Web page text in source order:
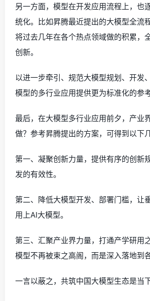
另一方面，模型在开发应用流程上，也
统化。比如昇腾最近提出的大模型全流
将过去几年在各个热点领域做的积累，
创新。
以进一步牵引、规范大模型规划、开发
模型的多行业应用提供更为标准化的参考
最后，在大模型多行业应用前夕，产业
做？参考昇腾提出的方案，可得到以下
第一、凝聚创新力量，提供有序的创新
发的有效性。
第二、降低大模型开发、部署门槛，让
用上AI大模型。
第三、汇聚产业界力量，打通产学研用
模型不再被束之高阁，而是深入落地到
一言以蔽之，共筑中国大模型生态是当